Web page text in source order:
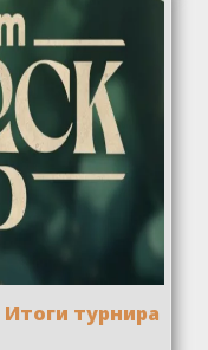
Итоги турнира